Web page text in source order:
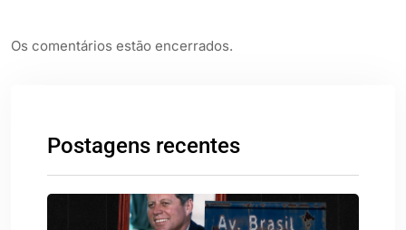
Os comentários estão encerrados.
Postagens recentes